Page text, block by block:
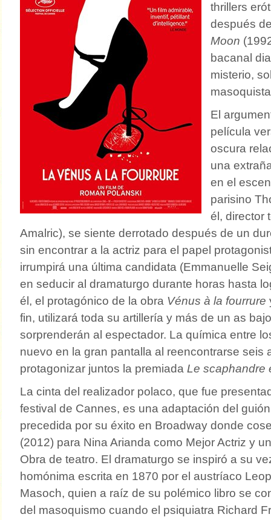
thrillers
después
Moon
bacanal
misterio,
El
película
oscura
una
en el
parisino
él, director
Amalric), se siente derrotado después de un
sin encontrar a la actriz para el papel
irrumpirá una última candidata (Emmanuelle
en seducir al dramaturgo durante horas hasta
él, el protagónico de la obra Vénus à la fourrure
fin, utilizará toda su artillería y más de un as
sorprenderán al espectador. La química entre
nuevo en la gran pantalla al reencontrarse seis
protagonizar juntos la premiada Le scaphandre
La cinta del realizador polaco, que fue
festival de Cannes, es una adaptación del
precedida por su éxito en Broadway donde
(2012) para Nina Arianda como Mejor Actriz y
Obra de teatro. El dramaturgo se inspiró a su
homónima escrita en 1870 por el austríaco
Masoch, quien a raíz de su polémico libro se
del masoquismo cuando el psiquiatra Richard